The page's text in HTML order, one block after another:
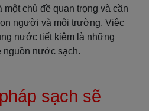
chủ đề quan trọng và cần
người và môi trường. Việc
nước tiết kiệm là những
nguồn nước sạch.
sạch sẽ